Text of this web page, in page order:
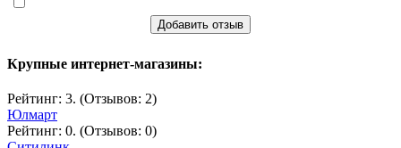
Добавить отзыв
Крупные интернет-магазины:
Рейтинг: 3. (Отзывов: 2)
Юлмарт
Рейтинг: 0. (Отзывов: 0)